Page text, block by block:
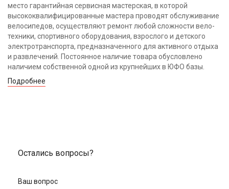
место гарантийная сервисная мастерская, в которой
высококвалифицированные мастера проводят обслуживание
велосипедов, осуществляют ремонт любой сложности вело-
техники, спортивного оборудования, взрослого и детского
электротранспорта, предназначенного для активного отдыха
и развлечений. Постоянное наличие товара обусловлено
наличием собственной одной из крупнейших в ЮФО базы.
Подробнее
Остались вопросы?
Ваш вопрос